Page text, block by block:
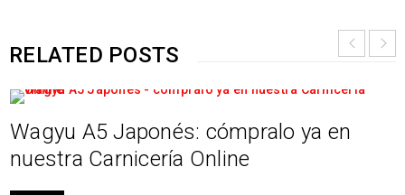
RELATED POSTS
Wagyu A5 Japonés: cómpralo ya en
nuestra Carnicería Online